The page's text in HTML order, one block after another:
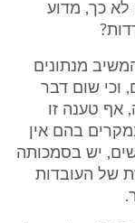
לא כך, מדוע
מנתונים
וכי שום דבר
אף טענה זו
בהם אין
יש בסמכותה
של העובדות